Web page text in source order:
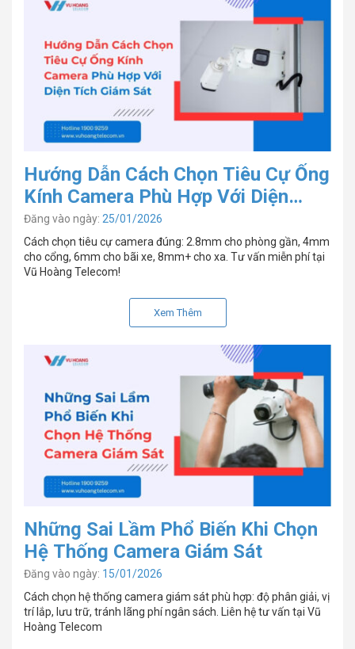
Hướng Dẫn Cách Chọn Tiêu Cự Ống
Kính Camera Phù Hợp Với Diện
Tích Giám Sát
Đăng vào ngày: 25/01/2026
Cách chọn tiêu cự camera đúng: 2.8mm cho phòng gần, 4mm
cho cổng, 6mm cho bãi xe, 8mm+ cho xa. Tư vấn miễn phí tại
Vũ Hoàng Telecom!
Xem Thêm
Những Sai Lầm Phổ Biến Khi Chọn
Hệ Thống Camera Giám Sát
Đăng vào ngày: 15/01/2026
Cách chọn hệ thống camera giám sát phù hợp: độ phân giải, vị
trí lắp, lưu trữ, tránh lãng phí ngân sách. Liên hệ tư vấn tại Vũ
Hoàng Telecom